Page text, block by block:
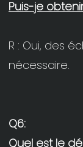
R : Oui, des